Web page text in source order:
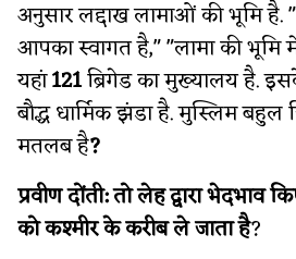
अनुसार लद्दाख लामाओं की भूमि
आपका स्वागत है," "लामा की भूमि
यहां121ब्रिगेड का मुख्यालय है.
बौद्ध धार्मिक झंडा है. मुस्लिम
मतलब है?
प्रवीण दोंती: तोलेह द्वारा भेदभाव
को कश्मीर के करीब ले जाता है?